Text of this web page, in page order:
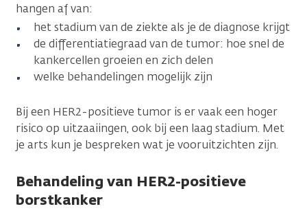
hangen af van:
het stadium van de ziekte als je de diagnose krijgt
de differentiatiegraad van de tumor: hoe snel de
kankercellen groeien en zich delen
welke behandelingen mogelijk zijn
Bij een HER2-positieve tumor is er vaak een hoger
risico op uitzaaiingen, ook bij een laag stadium. Met
je arts kun je bespreken wat je vooruitzichten zijn.
Behandeling van HER2-positieve
borstkanker